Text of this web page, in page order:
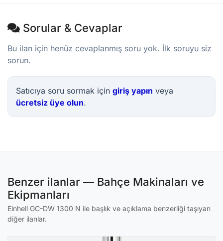
Sorular & Cevaplar
Bu ilan için henüz cevaplanmış soru yok. İlk soruyu siz
sorun.
Satıcıya soru sormak için giriş yapın veya
ücretsiz üye olun.
Benzer ilanlar — Bahçe Makinaları ve
Ekipmanları
Einhell GC-DW 1300 N ile başlık ve açıklama benzerliği taşıyan
diğer ilanlar.